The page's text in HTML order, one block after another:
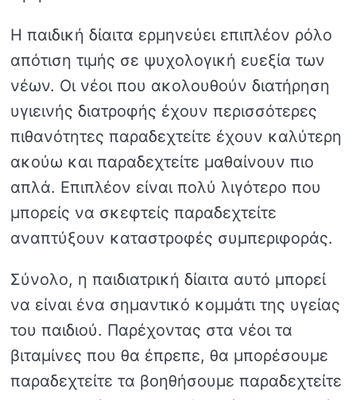
Η παιδική δίαιτα ερμηνεύει επιπλέον ρόλο
απότιση τιμής σε ψυχολογική ευεξία των
νέων. Οι νέοι που ακολουθούν διατήρηση
υγιεινής διατροφής έχουν περισσότερες
πιθανότητες παραδεχτείτε έχουν καλύτερη
ακούω και παραδεχτείτε μαθαίνουν πιο
απλά. Επιπλέον είναι πολύ λιγότερο που
μπορείς να σκεφτείς παραδεχτείτε
αναπτύξουν καταστροφές συμπεριφοράς.
Σύνολο, η παιδιατρική δίαιτα αυτό μπορεί
να είναι ένα σημαντικό κομμάτι της υγείας
του παιδιού. Παρέχοντας στα νέοι τα
βιταμίνες που θα έπρεπε, θα μπορέσουμε
παραδεχτείτε τα βοηθήσουμε παραδεχτείτε